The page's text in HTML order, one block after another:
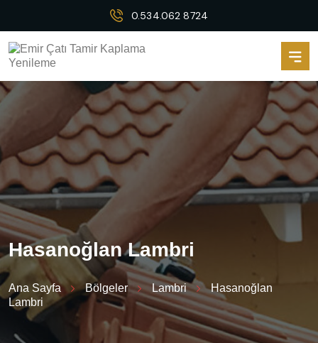
0.534.062 8724
Hasanoğlan Lambri
Ana Sayfa Bölgeler Lambri
Hasanoğlan
Lambri